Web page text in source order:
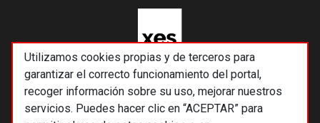
Utilizamos cookies propias y de terceros para
garantizar el correcto funcionamiento del portal,
recoger información sobre su uso, mejorar nuestros
servicios. Puedes hacer clic en “ACEPTAR” para